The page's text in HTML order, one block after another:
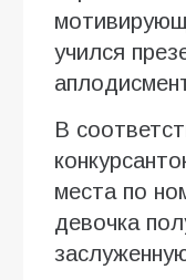
учился
В
места по
девочка